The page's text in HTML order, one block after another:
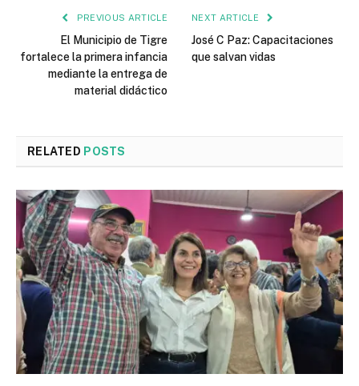
PREVIOUS ARTICLE
El Municipio de Tigre
fortalece la primera infancia
mediante la entrega de
material didáctico
NEXT ARTICLE
José C Paz: Capacitaciones
que salvan vidas
RELATED POSTS